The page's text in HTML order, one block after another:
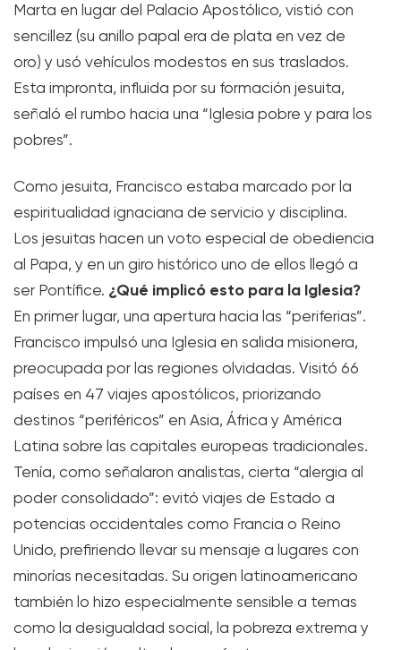
Marta en lugar del Palacio Apostólico, vistió con
sencillez (su anillo papal era de plata en vez de
oro) y usó vehículos modestos en sus traslados.
Esta impronta, influida por su formación jesuita,
señaló el rumbo hacia una “Iglesia pobre y para los
pobres”.
Como jesuita, Francisco estaba marcado por la
espiritualidad ignaciana de servicio y disciplina.
Los jesuitas hacen un voto especial de obediencia
al Papa, y en un giro histórico uno de ellos llegó a
ser Pontífice. ¿Qué implicó esto para la Iglesia?
En primer lugar, una apertura hacia las “periferias”.
Francisco impulsó una Iglesia en salida misionera,
preocupada por las regiones olvidadas. Visitó 66
países en 47 viajes apostólicos, priorizando
destinos “periféricos” en Asia, África y América
Latina sobre las capitales europeas tradicionales.
Tenía, como señalaron analistas, cierta “alergia al
poder consolidado”: evitó viajes de Estado a
potencias occidentales como Francia o Reino
Unido, prefiriendo llevar su mensaje a lugares con
minorías necesitadas. Su origen latinoamericano
también lo hizo especialmente sensible a temas
como la desigualdad social, la pobreza extrema y